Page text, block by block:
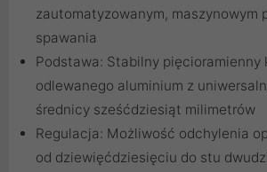
zautomatyzowanym, maszynowym
spawania
Podstawa: Stabilny pięcioramienny
odlewanego aluminium z
średnicy sześćdziesiąt milimetrów
Regulacja: Możliwość odchylenia
od dziewięćdziesięciu do stu